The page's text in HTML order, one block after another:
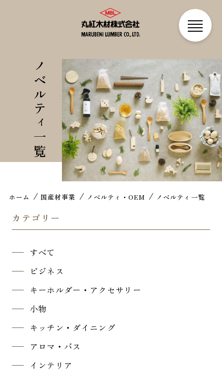
ノベルティ一覧
ホーム 国産材事業 ノベルティ・OEM ノベルティ一覧
カテゴリー
すべて
ビジネス
キーホルダー・アクセサリー
小物
キッチン・ダイニング
アロマ・バス
インテリア